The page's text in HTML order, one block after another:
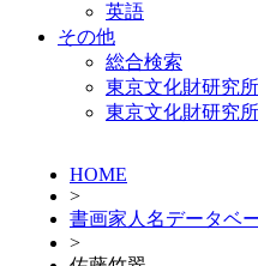
英語
その他
総合検索
東京文化財研究
東京文化財研究
HOME
>
書画家人名データベ
>